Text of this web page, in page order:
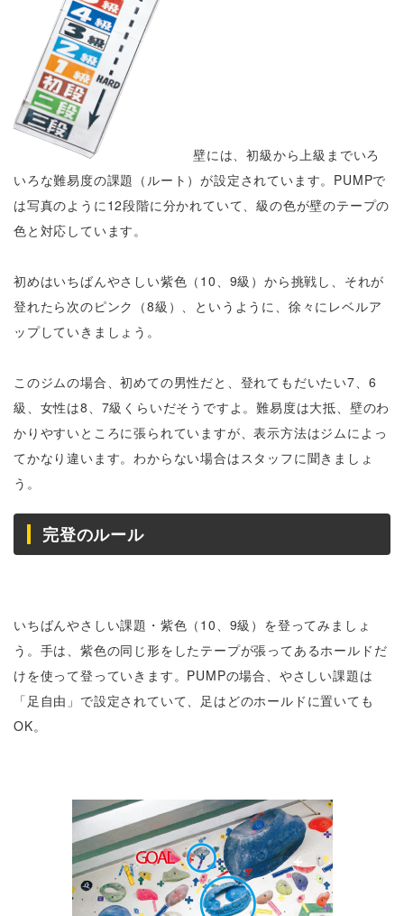
壁には、初級から上級までいろ
いろな難易度の課題（ルート）が設定されています。PUMPで
は写真のように12段階に分かれていて、級の色が壁のテープの
色と対応しています。
初めはいちばんやさしい紫色（10、9級）から挑戦し、それが
登れたら次のピンク（8級）、というように、徐々にレベルア
ップしていきましょう。
このジムの場合、初めての男性だと、登れてもだいたい7、6
級、女性は8、7級くらいだそうですよ。難易度は大抵、壁のわ
かりやすいところに張られていますが、表示方法はジムによっ
てかなり違います。わからない場合はスタッフに聞きましょ
う。
完登のルール
いちばんやさしい課題・紫色（10、9級）を登ってみましょ
う。手は、紫色の同じ形をしたテープが張ってあるホールドだ
けを使って登っていきます。PUMPの場合、やさしい課題は
「足自由」で設定されていて、足はどのホールドに置いても
OK。